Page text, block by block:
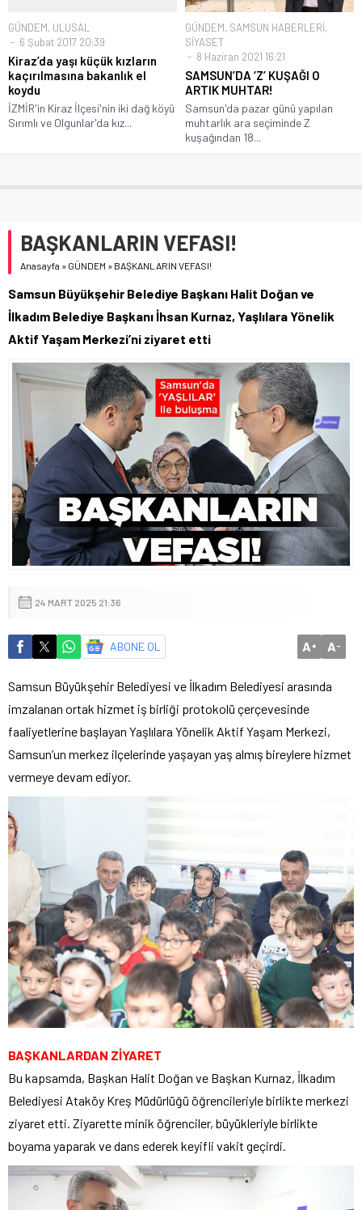
GÜNDEM, ULUSAL
6 Şubat 2017 20:39
Kiraz’da yaşı küçük kızların
kaçırılmasına bakanlık el
koydu
İZMİR'in Kiraz İlçesi'nin iki dağ köyü
Sırımlı ve Olgunlar'da kız...
GÜNDEM, SAMSUN HABERLERİ,
SİYASET
8 Haziran 2021 16:21
SAMSUN’DA ‘Z’ KUŞAĞI O
ARTIK MUHTAR!
Samsun'da pazar günü yapılan
muhtarlık ara seçiminde Z
kuşağından 18...
BAŞKANLARIN VEFASI!
Anasayfa » GÜNDEM » BAŞKANLARIN VEFASI!
Samsun Büyükşehir Belediye Başkanı Halit Doğan ve
İlkadım Belediye Başkanı İhsan Kurnaz, Yaşlılara Yönelik
Aktif Yaşam Merkezi’ni ziyaret etti
24 MART 2025 21:36
ABONE OL A+ A-
Samsun Büyükşehir Belediyesi ve İlkadım Belediyesi arasında
imzalanan ortak hizmet iş birliği protokolü çerçevesinde
faaliyetlerine başlayan Yaşlılara Yönelik Aktif Yaşam Merkezi,
Samsun’un merkez ilçelerinde yaşayan yaş almış bireylere hizmet
vermeye devam ediyor.
BAŞKANLARDAN ZİYARET
Bu kapsamda, Başkan Halit Doğan ve Başkan Kurnaz, İlkadım
Belediyesi Ataköy Kreş Müdürlüğü öğrencileriyle birlikte merkezi
ziyaret etti. Ziyarette minik öğrenciler, büyükleriyle birlikte
boyama yaparak ve dans ederek keyifli vakit geçirdi.